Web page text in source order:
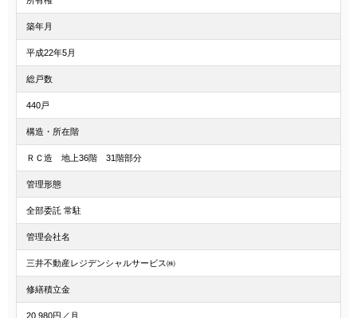
築年月
平成22年5月
総戸数
440戸
構造・所在階
ＲＣ造 地上36階 31階部分
管理形態
全部委託 常駐
管理会社名
三井不動産レジデンシャルサービス㈱
修繕積立金
20,980円／月